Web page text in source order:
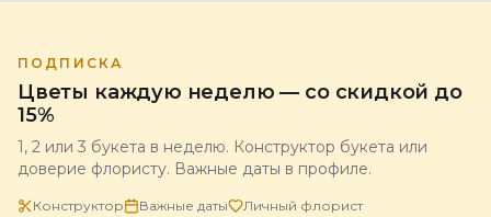
ПОДПИСКА
Цветы каждую неделю — со скидкой до
15%
1, 2 или 3 букета в неделю. Конструктор букета или
доверие флористу. Важные даты в профиле.
Конструктор Важные даты Личный флорист